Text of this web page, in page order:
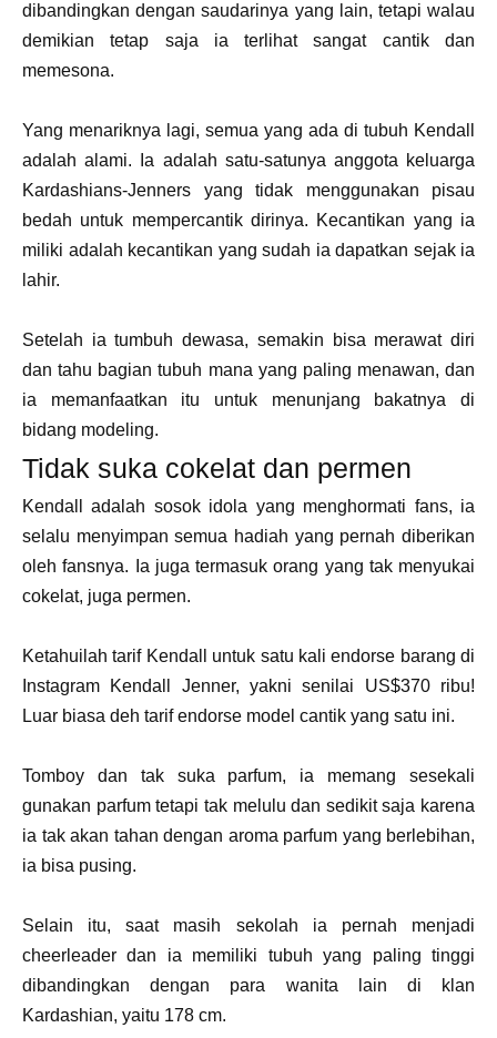
dibandingkan dengan saudarinya yang lain, tetapi walau
demikian tetap saja ia terlihat sangat cantik dan
memesona.
Yang menariknya lagi, semua yang ada di tubuh Kendall
adalah alami. Ia adalah satu-satunya anggota keluarga
Kardashians-Jenners yang tidak menggunakan pisau
bedah untuk mempercantik dirinya. Kecantikan yang ia
miliki adalah kecantikan yang sudah ia dapatkan sejak ia
lahir.
Setelah ia tumbuh dewasa, semakin bisa merawat diri
dan tahu bagian tubuh mana yang paling menawan, dan
ia memanfaatkan itu untuk menunjang bakatnya di
bidang modeling.
Tidak suka cokelat dan permen
Kendall adalah sosok idola yang menghormati fans, ia
selalu menyimpan semua hadiah yang pernah diberikan
oleh fansnya. Ia juga termasuk orang yang tak menyukai
cokelat, juga permen.
Ketahuilah tarif Kendall untuk satu kali endorse barang di
Instagram Kendall Jenner, yakni senilai US$370 ribu!
Luar biasa deh tarif endorse model cantik yang satu ini.
Tomboy dan tak suka parfum, ia memang sesekali
gunakan parfum tetapi tak melulu dan sedikit saja karena
ia tak akan tahan dengan aroma parfum yang berlebihan,
ia bisa pusing.
Selain itu, saat masih sekolah ia pernah menjadi
cheerleader dan ia memiliki tubuh yang paling tinggi
dibandingkan dengan para wanita lain di klan
Kardashian, yaitu 178 cm.